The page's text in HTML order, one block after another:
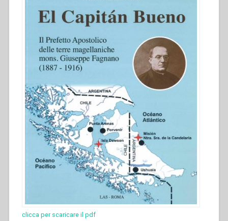
clicca per scaricare il pdf